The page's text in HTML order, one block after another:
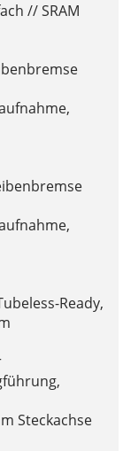
// SRAM
Ready,
Steckachse